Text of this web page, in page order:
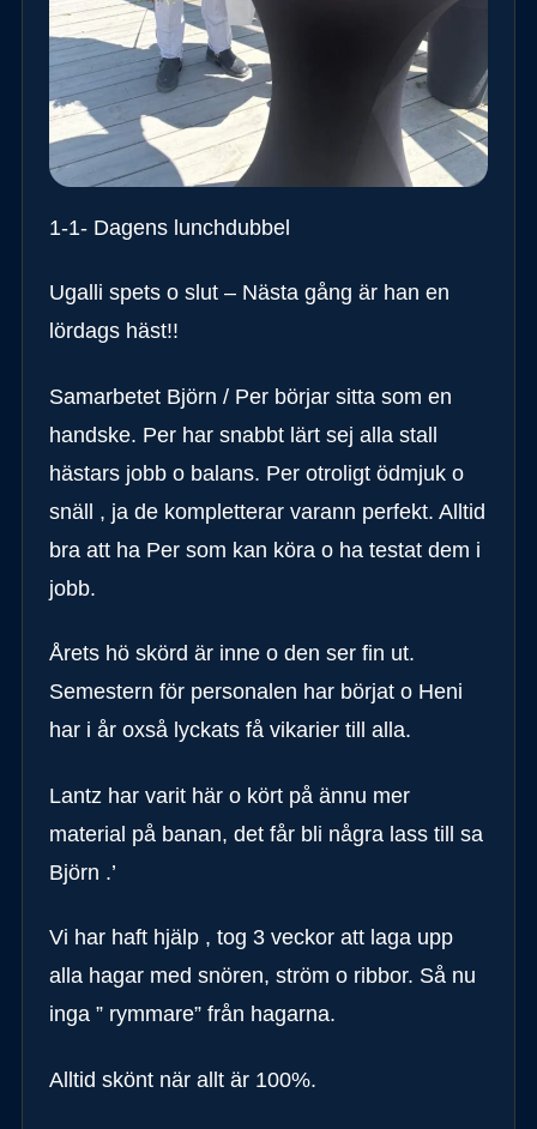
1-1- Dagens lunchdubbel
Ugalli spets o slut – Nästa gång är han en
lördags häst!!
Samarbetet Björn / Per börjar sitta som en
handske. Per har snabbt lärt sej alla stall
hästars jobb o balans. Per otroligt ödmjuk o
snäll , ja de kompletterar varann perfekt. Alltid
bra att ha Per som kan köra o ha testat dem i
jobb.
Årets hö skörd är inne o den ser fin ut.
Semestern för personalen har börjat o Heni
har i år oxså lyckats få vikarier till alla.
Lantz har varit här o kört på ännu mer
material på banan, det får bli några lass till sa
Björn .’
Vi har haft hjälp , tog 3 veckor att laga upp
alla hagar med snören, ström o ribbor. Så nu
inga ” rymmare” från hagarna.
Alltid skönt när allt är 100%.